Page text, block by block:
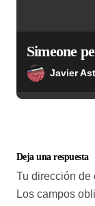
Simeone
Javier
Deja una respuesta
Tu dirección de
Los campos